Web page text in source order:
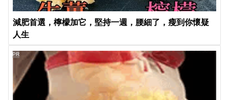
減肥首選，檸檬加它，堅持一週，腰細了，瘦到你懷疑
人生
PR